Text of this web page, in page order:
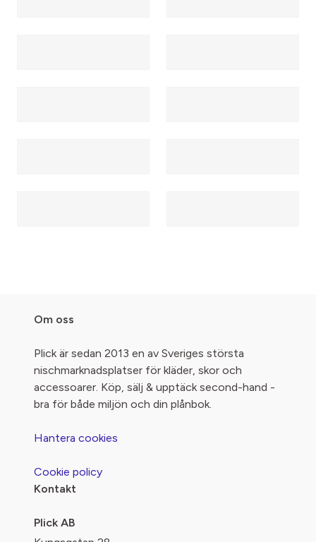
Om oss
Plick är sedan 2013 en av Sveriges största
nischmarknadsplatser för kläder, skor och
accessoarer. Köp, sälj & upptäck second-hand -
bra för både miljön och din plånbok.
Hantera cookies
Cookie policy
Kontakt
Plick AB